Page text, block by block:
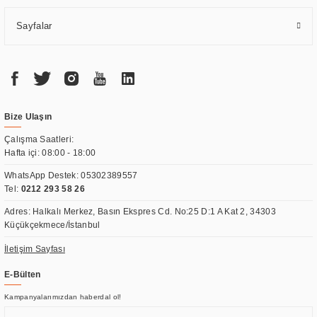
Sayfalar
Bize Ulaşın
Çalışma Saatleri:
Hafta içi: 08:00 - 18:00
WhatsApp Destek:05302389557
Tel: 0212 293 58 26
Adres: Halkalı Merkez, Basın Ekspres Cd. No:25 D:1 A Kat 2, 34303
Küçükçekmece/İstanbul
İletişim Sayfası
E-Bülten
Kampanyalarımızdan haberdal ol!